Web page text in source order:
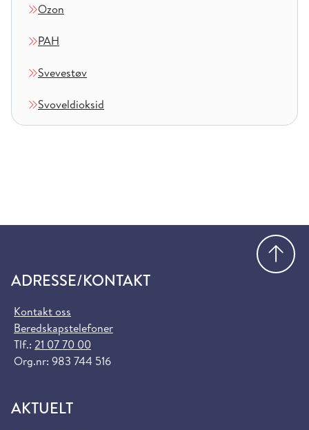
Ozon
PAH
Svevestøv
Svoveldioksid
ADRESSE/KONTAKT
Kontakt oss
Beredskapstelefoner
Tlf.: 21 07 70 00
Org.nr: 983 744 516
AKTUELT